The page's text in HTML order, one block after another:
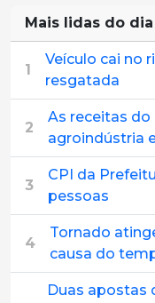
Mais lidas do dia
1
Veículo cai no
resgatada
2
As receitas do
agroindústria
3
CPI da
pessoas
4
Tornado
causa do
Duas apostas